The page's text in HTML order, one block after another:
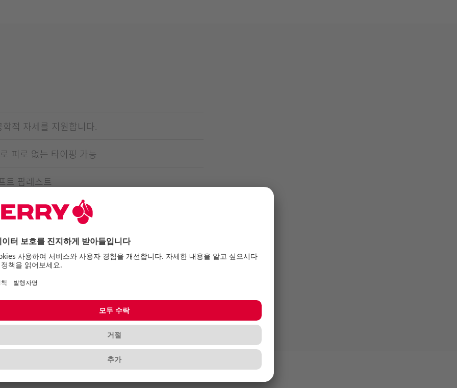
적 자세를 지원합니다.
피로 없는 타이핑 가능
트 팜레스트
받침대
구성 가능